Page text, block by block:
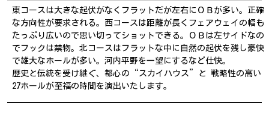
東コースは大きな起伏がなくフラットだが左右にＯＢが多い。正確
な方向性が要求される。西コースは距離が長くフェアウェイの幅も
たっぷり広いので思い切ってショットできる。ＯＢは左サイドなの
でフックは禁物。北コースはフラットな中に自然の起伏を残し豪快
で雄大なホールが多い。河内平野を一望にするなど仕快。
歴史と伝統を受け継ぐ、都心の“スカイハウス”と 戦略性の高い
27ホールが至福の時間を演出いたします。